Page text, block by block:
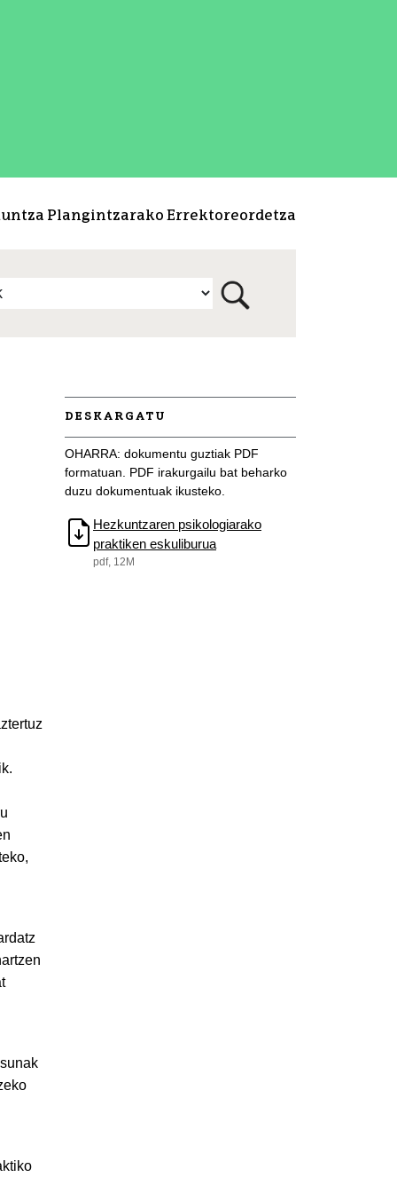
Plangintzarako Errektoreordetza
DESKARGATU
OHARRA: dokumentu guztiak PDF
formatuan. PDF irakurgailu bat beharko
duzu dokumentuak ikusteko.
Hezkuntzaren psikologiarako
praktiken eskuliburua
pdf, 12M